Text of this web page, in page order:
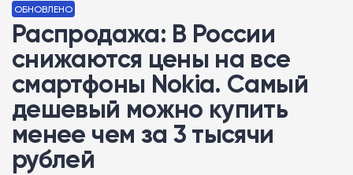
ОБНОВЛЕНО
Распродажа: В России
снижаются цены на все
смартфоны Nokia. Самый
дешевый можно купить
менее чем за 3 тысячи
рублей